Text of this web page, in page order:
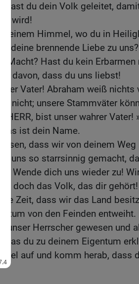
hast du dein Volk geleitet,
wird!
deinem Himmel, wo du in
deine brennende Liebe zu
Macht? Hast du kein Erbarmen
davon, dass du uns liebst!
Vater! Abraham weiß nichts
nicht; unsere Stammväter
HERR, bist unser wahrer Vater!
ist dein Name.
dass wir von deinem Weg
uns so starrsinnig gemacht,
Wende dich uns wieder zu!
doch das Volk, das dir gehört!
Zeit, dass wir das Land
von den Feinden entweiht.
unser Herrscher gewesen und
das du zu deinem Eigentum
auf und komm herab, dass